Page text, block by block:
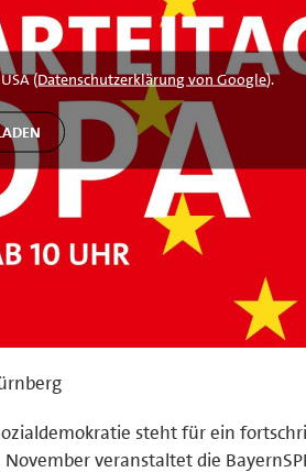
(Datenschutzerklärung von Google).
steht für ein
veranstaltet die